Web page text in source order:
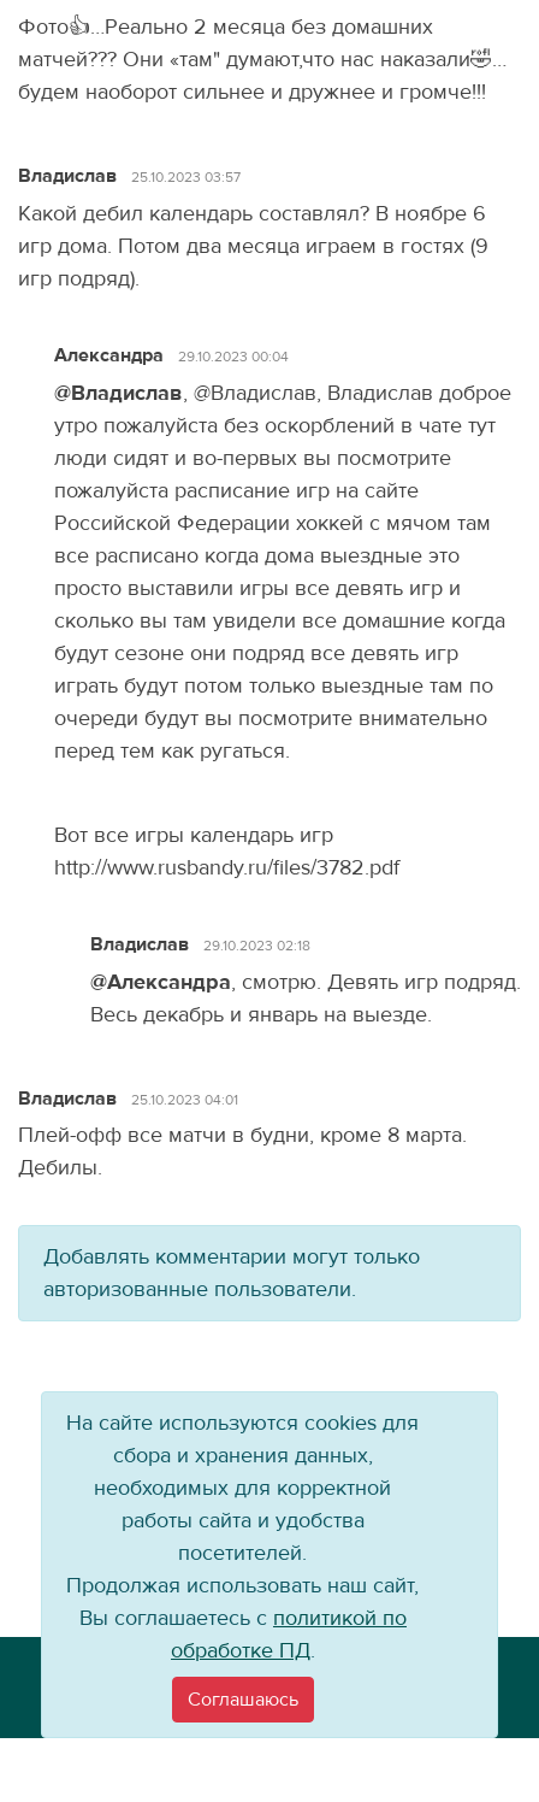
Фото👍…Реально 2 месяца без домашних
матчей??? Они «там" думают,что нас наказали🤣…
будем наоборот сильнее и дружнее и громче!!!
Владислав 25.10.2023 03:57
Какой дебил календарь составлял? В ноябре 6
игр дома. Потом два месяца играем в гостях (9
игр подряд).
Александра 29.10.2023 00:04
@Владислав, @Владислав, Владислав доброе
утро пожалуйста без оскорблений в чате тут
люди сидят и во-первых вы посмотрите
пожалуйста расписание игр на сайте
Российской Федерации хоккей с мячом там
все расписано когда дома выездные это
просто выставили игры все девять игр и
сколько вы там увидели все домашние когда
будут сезоне они подряд все девять игр
играть будут потом только выездные там по
очереди будут вы посмотрите внимательно
перед тем как ругаться.
Вот все игры календарь игр
http://www.rusbandy.ru/files/3782.pdf
Владислав 29.10.2023 02:18
@Александра, смотрю. Девять игр подряд.
Весь декабрь и январь на выезде.
Владислав 25.10.2023 04:01
Плей-офф все матчи в будни, кроме 8 марта.
Дебилы.
Добавлять комментарии могут только
авторизованные пользователи.
Email:info@baikal-energy.ru
На сайте используются cookies для
сбора и хранения данных,
необходимых для корректной
работы сайта и удобства
посетителей.
Продолжая использовать наш сайт,
Вы соглашаетесь с политикой по
обработке ПД.
Соглашаюсь